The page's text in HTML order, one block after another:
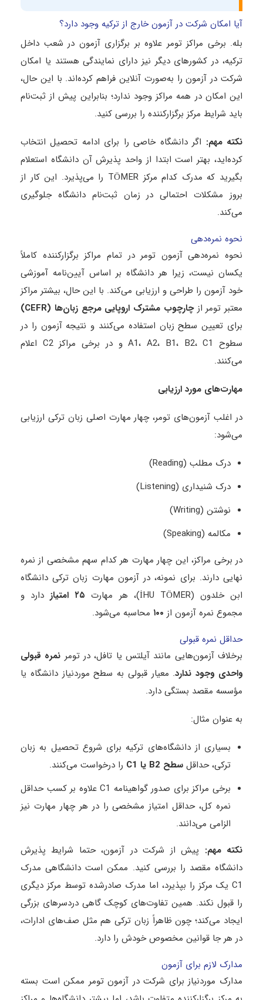
آیا امکان شرکت در آزمون خارج از ترکیه وجود دارد؟
بله. برخی مراکز تومر علاوه بر برگزاری آزمون در شعب داخل
ترکیه، در کشورهای دیگر نیز دارای نمایندگی هستند یا امکان
شرکت در آزمون را به‌صورت آنلاین فراهم کرده‌اند. با این حال،
این امکان در همه مراکز وجود ندارد؛ بنابراین پیش از ثبت‌نام
باید شرایط مرکز برگزارکننده را بررسی کنید.
نکته مهم: اگر دانشگاه خاصی را برای ادامه تحصیل انتخاب
کرده‌اید، بهتر است ابتدا از واحد پذیرش آن دانشگاه استعلام
بگیرید که مدرک کدام مرکز TÖMER را می‌پذیرد. این کار از
بروز مشکلات احتمالی در زمان ثبت‌نام دانشگاه جلوگیری
می‌کند.
نحوه نمره‌دهی
نحوه نمره‌دهی آزمون تومر در تمام مراکز برگزارکننده کاملاً
یکسان نیست، زیرا هر دانشگاه بر اساس آیین‌نامه آموزشی
خود آزمون را طراحی و ارزیابی می‌کند. با این حال، بیشتر مراکز
معتبر تومر ازچارچوب مشترک اروپایی مرجع زبان‌ها (CEFR)
برای تعیین سطح زبان استفاده می‌کنند و نتیجه آزمون را در
سطوح A1، A2، B1، B2، C1 و در برخی مراکز C2 اعلام
می‌کنند.
مهارت‌های مورد ارزیابی
در اغلب آزمون‌های تومر، چهار مهارت اصلی زبان ترکی ارزیابی
می‌شود:
درک مطلب (Reading)
درک شنیداری (Listening)
نوشتن (Writing)
مکالمه (Speaking)
در برخی مراکز، این چهار مهارت هر کدام سهم مشخصی از نمره
نهایی دارند. برای نمونه، در آزمون مهارت زبان ترکی دانشگاه
ابن خلدون (İHU TÖMER)، هر مهارت
۲۵ امتیازدارد و
مجموع نمره آزمون از ۱۰۰ محاسبه می‌شود.
حداقل نمره قبولی
برخلاف آزمون‌هایی مانند آیلتس یا تافل، در تومر نمره قبولی
واحدی وجود ندارد. معیار قبولی به سطح موردنیاز دانشگاه یا
مؤسسه مقصد بستگی دارد.
به عنوان مثال:
بسیاری از دانشگاه‌های ترکیه برای شروع تحصیل به زبان
ترکی، حداقل سطح یا
را درخواست می‌کنند.
برخی مراکز برای صدور گواهینامه C1 علاوه بر کسب حداقل
نمره کل، حداقل امتیاز مشخصی را در هر چهار مهارت نیز
الزامی می‌دانند.
نکته مهم: پیش از شرکت در آزمون، حتما شرایط پذیرش
دانشگاه مقصد را بررسی کنید. ممکن است دانشگاهی مدرک
C1 یک مرکز را بپذیرد، اما مدرک صادرشده توسط مرکز دیگری
را قبول نکند. همین تفاوت‌های کوچک گاهی دردسرهای بزرگی
ایجاد می‌کند؛ چون ظاهراً زبان ترکی هم مثل صف‌های ادارات،
در هر جا قوانین مخصوص خودش را دارد.
مدارک لازم برای آزمون
مدارک موردنیاز برای شرکت در آزمون تومر ممکن است بسته